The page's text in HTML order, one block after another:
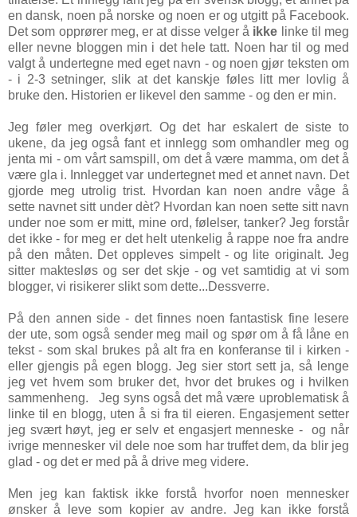
en dansk, noen på norske og noen er og utgitt på Facebook.
Det som opprører meg, er at disse velger å ikke linke til meg
eller nevne bloggen min i det hele tatt. Noen har til og med
valgt å undertegne med eget navn - og noen gjør teksten om
- i 2-3 setninger, slik at det kanskje føles litt mer lovlig å
bruke den. Historien er likevel den samme - og den er min.
Jeg føler meg overkjørt. Og det har eskalert de siste to
ukene, da jeg også fant et innlegg som omhandler meg og
jenta mi - om vårt samspill, om det å være mamma, om det å
være gla i. Innlegget var undertegnet med et annet navn. Det
gjorde meg utrolig trist. Hvordan kan noen andre våge å
sette navnet sitt under dèt? Hvordan kan noen sette sitt navn
under noe som er mitt, mine ord, følelser, tanker? Jeg forstår
det ikke - for meg er det helt utenkelig å rappe noe fra andre
på den måten. Det oppleves simpelt - og lite originalt. Jeg
sitter maktesløs og ser det skje - og vet samtidig at vi som
blogger, vi risikerer slikt som dette...Dessverre.
På den annen side - det finnes noen fantastisk fine lesere
der ute, som også sender meg mail og spør om å få låne en
tekst - som skal brukes på alt fra en konferanse til i kirken -
eller gjengis på egen blogg. Jeg sier stort sett ja, så lenge
jeg vet hvem som bruker det, hvor det brukes og i hvilken
sammenheng. Jeg syns også det må være uproblematisk å
linke til en blogg, uten å si fra til eieren. Engasjement setter
jeg svært høyt, jeg er selv et engasjert menneske - og når
ivrige mennesker vil dele noe som har truffet dem, da blir jeg
glad - og det er med på å drive meg videre.
Men jeg kan faktisk ikke forstå hvorfor noen mennesker
ønsker å leve som kopier av andre. Jeg kan ikke forstå